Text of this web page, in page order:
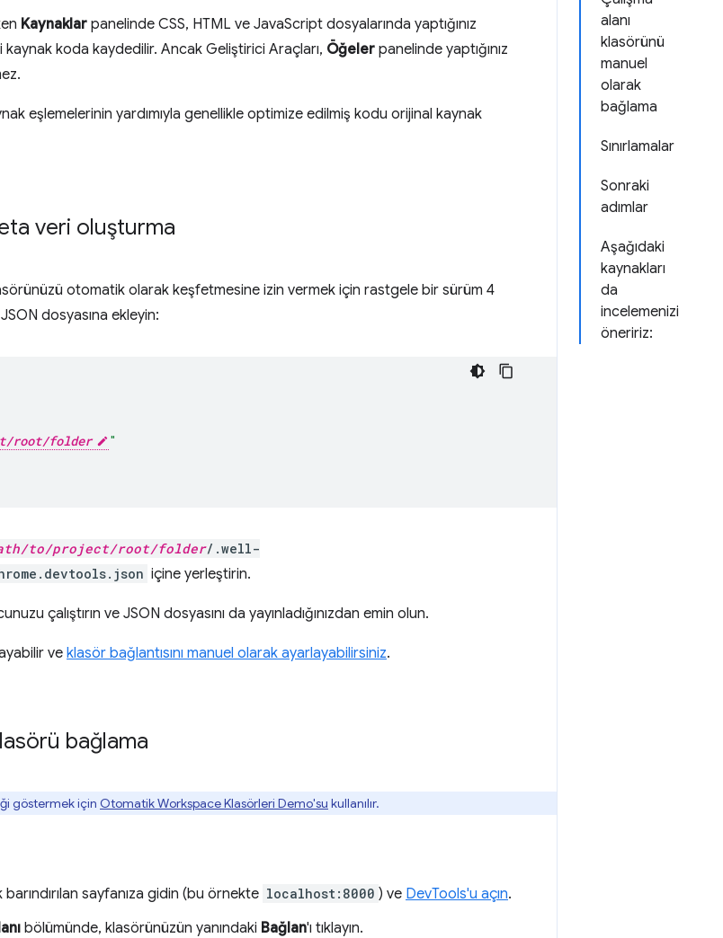
alanı
klasörünü
manuel
olarak
bağlama
Sınırlamalar
Sonraki
adımlar
Aşağıdaki
kaynakları
da
incelemenizi
öneririz:
Kaynaklar panelinde CSS, HTML ve JavaScript dosyalarında yaptığınız
kaynak koda kaydedilir. Ancak Geliştirici Araçları, Öğeler panelinde yaptığınız
eşlemelerinin yardımıyla genellikle optimize edilmiş kodu orijinal kaynak
veri oluşturma
otomatik olarak keşfetmesine izin vermek için rastgele bir sürüm 4
dosyasına ekleyin:
root/folder
"
to/project/root/folder/.well-
içine yerleştirin.
çalıştırın ve JSON dosyasını da yayınladığınızdan emin olun.
ve klasör bağlantısını manuel olarak ayarlayabilirsiniz.
bağlama
göstermek için Otomatik Workspace Klasörleri Demo'su kullanılır.
sayfanıza gidin (bu örnekte localhost:8000 ) ve DevTools'u açın.
bölümünde, klasörünüzün yanındaki Bağlan'ı tıklayın.